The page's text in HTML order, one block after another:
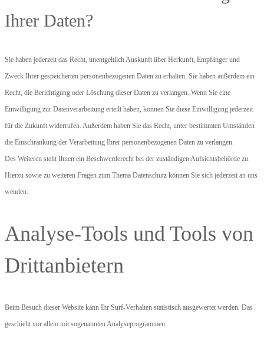
Ihrer Daten?
Sie haben jederzeit das Recht, unentgeltlich Auskunft über Herkunft, Empfänger und
Zweck Ihrer gespeicherten personenbezogenen Daten zu erhalten. Sie haben außerdem ein
Recht, die Berichtigung oder Löschung dieser Daten zu verlangen. Wenn Sie eine
Einwilligung zur Datenverarbeitung erteilt haben, können Sie diese Einwilligung jederzeit
für die Zukunft widerrufen. Außerdem haben Sie das Recht, unter bestimmten Umständen
die Einschränkung der Verarbeitung Ihrer personenbezogenen Daten zu verlangen.
Des Weiteren steht Ihnen ein Beschwerderecht bei der zuständigen Aufsichtsbehörde zu.
Hierzu sowie zu weiteren Fragen zum Thema Datenschutz können Sie sich jederzeit an uns
wenden.
Analyse-Tools und Tools von
Drittanbietern
Beim Besuch dieser Website kann Ihr Surf-Verhalten statistisch ausgewertet werden. Das
geschieht vor allem mit sogenannten Analyseprogrammen.